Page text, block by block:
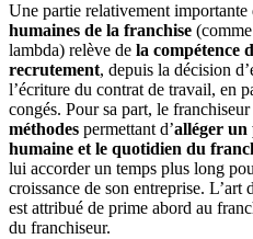
Une partie relativement importante
humaines de la franchise
lambda) relève de la compétence
recrutement, depuis la décision
l’écriture du contrat de travail, en
congés. Pour sa part, le
méthodes permettant d’alléger un
humaine et le quotidien du
lui accorder un temps plus long
croissance de son entreprise. L’art
est attribué de prime abord au
du franchiseur.